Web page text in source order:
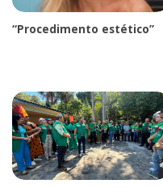
“Procedimento estético”